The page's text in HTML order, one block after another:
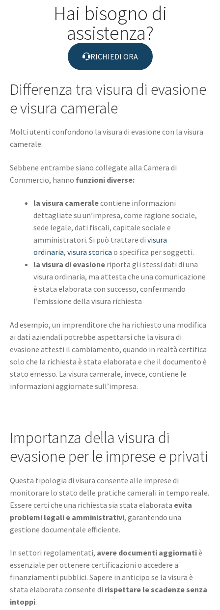
Hai bisogno di
assistenza?
RICHIEDI ORA
Differenza tra visura di evasione
e visura camerale
Molti utenti confondono la visura di evasione con la visura
camerale.
Sebbene entrambe siano collegate alla Camera di
Commercio, hanno funzioni diverse:
la visura cameralecontiene informazioni
dettagliate su un’impresa, come ragione sociale,
sede legale, dati fiscali, capitale sociale e
amministratori. Si può trattare di visura
ordinaria, visura storica o specifica per soggetti.
la visura di evasione riporta gli stessi dati di una
visura ordinaria, ma attesta che una comunicazione
è stata elaborata con successo, confermando
l’emissione della visura richiesta
Ad esempio, un imprenditore che ha richiesto una modifica
ai dati aziendali potrebbe aspettarsi che la visura di
evasione attesti il cambiamento, quando in realtà certifica
solo che la richiesta è stata elaborata e che il documento è
stato emesso. La visura camerale, invece, contiene le
informazioni aggiornate sull’impresa.
Importanza della visura di
evasione per le imprese e privati
Questa tipologia di visura consente alle imprese di
monitorare lo stato delle pratiche camerali in tempo reale.
Essere certi che una richiesta sia stata elaborata evita
problemi legali e amministrativi, garantendo una
gestione documentale efficiente.
In settori regolamentati, avere documenti aggiornatiè
essenziale per ottenere certificazioni o accedere a
finanziamenti pubblici. Sapere in anticipo se la visura è
stata elaborata consente di rispettare le scadenze senza
intoppi.